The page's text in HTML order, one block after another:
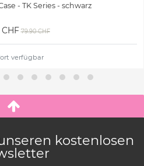
- TK Series - schwarz
79.90 CHF
verfügbar
kostenlosen